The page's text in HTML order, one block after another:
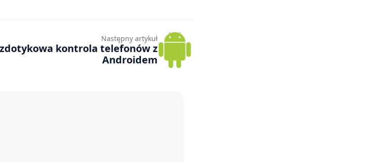
Następny artykuł
kontrola telefonów z
Androidem